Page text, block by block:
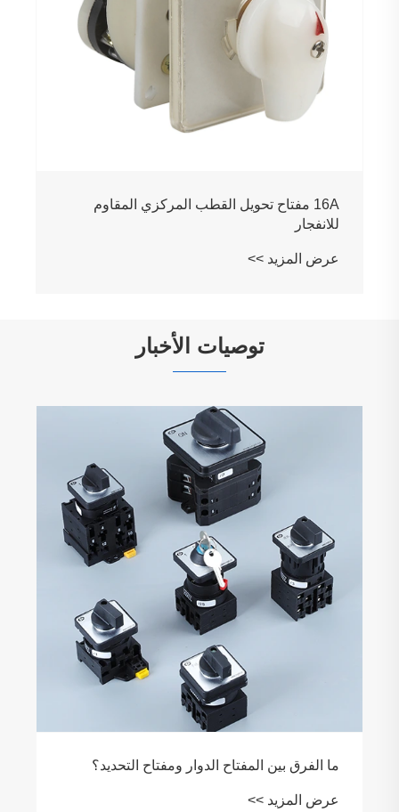
توصيات الأخبار
ما هو مفتاح عازل لوحة التوزيع ولماذا هو
ضروري للسلامة الكهربائية
عرض المزيد >>